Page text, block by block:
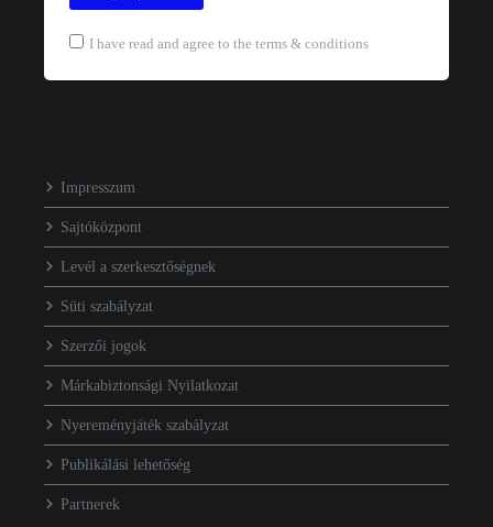
I have read and agree to the terms & conditions
Impresszum
Sajtóközpont
Levél a szerkesztőségnek
Süti szabályzat
Szerzői jogok
Márkabiztonsági Nyilatkozat
Nyereményjáték szabályzat
Publikálási lehetőség
Partnerek